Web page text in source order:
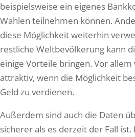
beispielsweise ein eigenes
Wahlen teilnehmen können.
diese Möglichkeit weiterhin
restliche Weltbevölkerung kann
einige Vorteile bringen. Vor
attraktiv, wenn die Möglichkeit
Geld zu verdienen.
Außerdem sind auch die Daten
sicherer als es derzeit der Fall